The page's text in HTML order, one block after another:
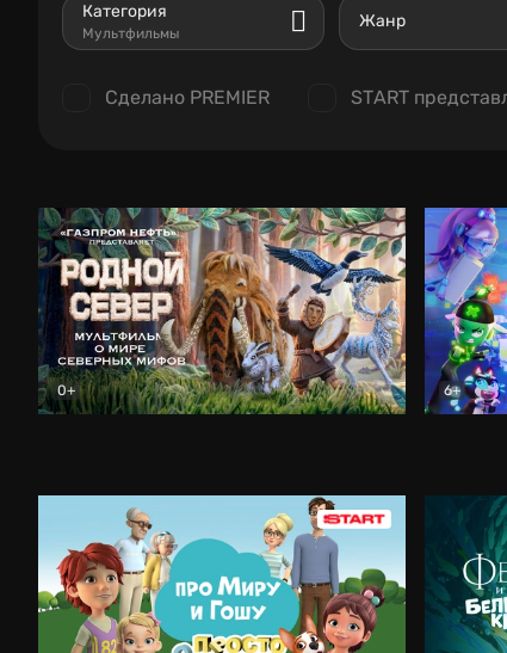
Категория
Мультфильмы
Жанр
Сделано PREMIER START
0+ 6+